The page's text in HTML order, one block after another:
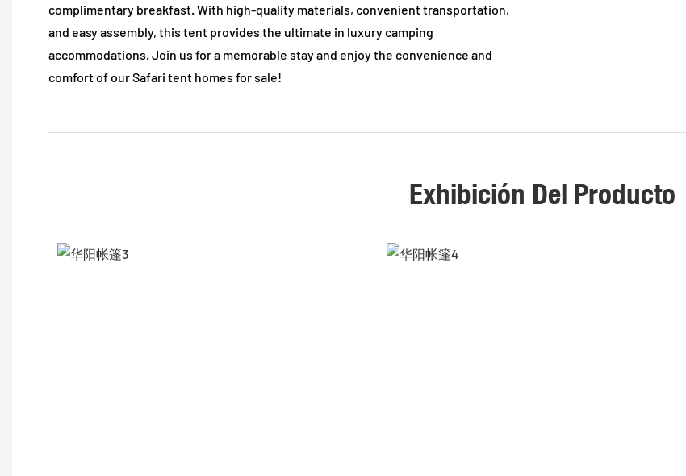
complimentary breakfast. With high-quality materials, convenient transportation,
and easy assembly, this tent provides the ultimate in luxury camping
accommodations. Join us for a memorable stay and enjoy the convenience and
comfort of our Safari tent homes for sale!
Exhibición Del Producto